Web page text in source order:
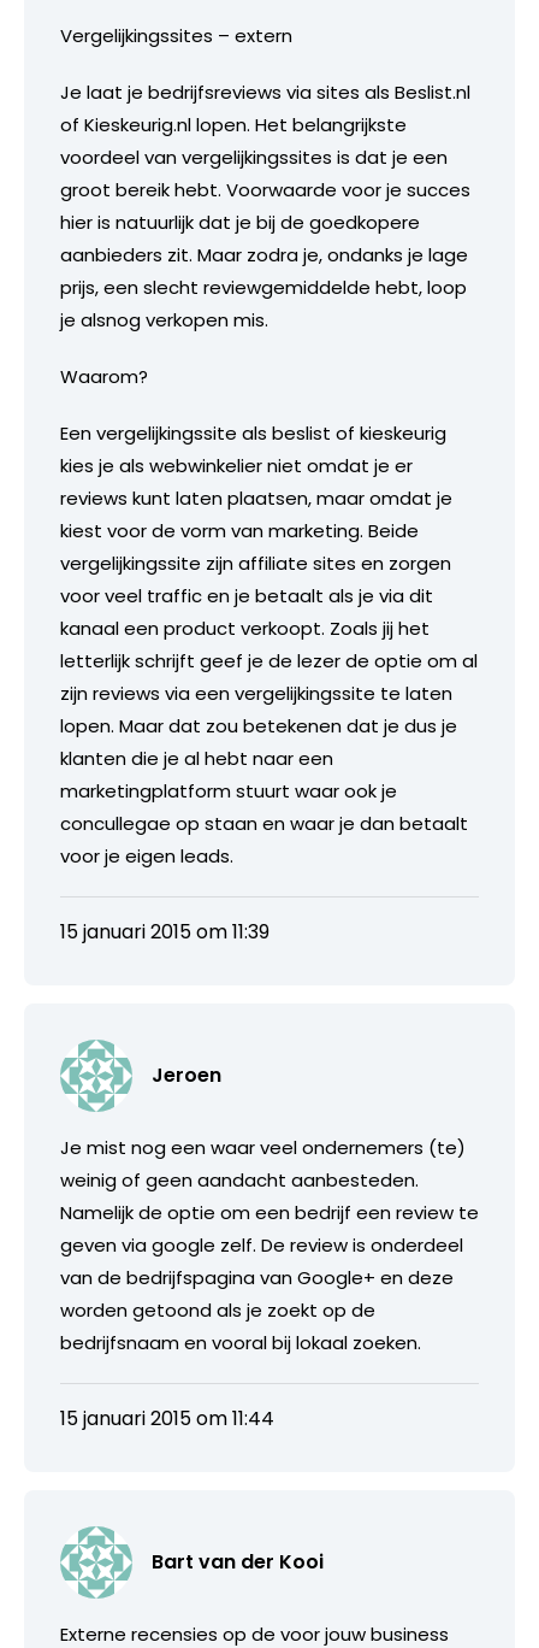
Vergelijkingssites – extern
Je laat je bedrijfsreviews via sites als Beslist.nl
of Kieskeurig.nl lopen. Het belangrijkste
voordeel van vergelijkingssites is dat je een
groot bereik hebt. Voorwaarde voor je succes
hier is natuurlijk dat je bij de goedkopere
aanbieders zit. Maar zodra je, ondanks je lage
prijs, een slecht reviewgemiddelde hebt, loop
je alsnog verkopen mis.
Waarom?
Een vergelijkingssite als beslist of kieskeurig
kies je als webwinkelier niet omdat je er
reviews kunt laten plaatsen, maar omdat je
kiest voor de vorm van marketing. Beide
vergelijkingssite zijn affiliate sites en zorgen
voor veel traffic en je betaalt als je via dit
kanaal een product verkoopt. Zoals jij het
letterlijk schrijft geef je de lezer de optie om al
zijn reviews via een vergelijkingssite te laten
lopen. Maar dat zou betekenen dat je dus je
klanten die je al hebt naar een
marketingplatform stuurt waar ook je
concullegae op staan en waar je dan betaalt
voor je eigen leads.
15 januari 2015 om 11:39
Jeroen
Je mist nog een waar veel ondernemers (te)
weinig of geen aandacht aanbesteden.
Namelijk de optie om een bedrijf een review te
geven via google zelf. De review is onderdeel
van de bedrijfspagina van Google+ en deze
worden getoond als je zoekt op de
bedrijfsnaam en vooral bij lokaal zoeken.
15 januari 2015 om 11:44
Bart van der Kooi
Externe recensies op de voor jouw business